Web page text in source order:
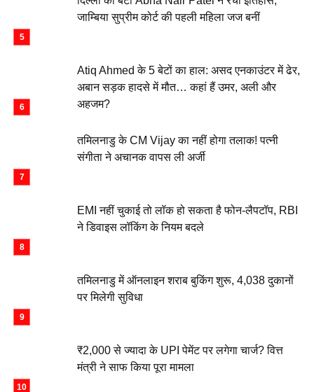
जाम्बिया सुप्रीम कोर्ट की पहली महिला जज बनीं
Atiq Ahmed के 5 बेटों का हाल: असद एनकाउंटर में ढेर,
अबान सड़क हादसे में मौत… कहां हैं उमर, अली और
अहजम?
तमिलनाडु के CM Vijay का नहीं होगा तलाक! पत्नी
संगीता ने अचानक वापस ली अर्जी
EMI नहीं चुकाई तो लॉक हो सकता है फोन-लैपटॉप, RBI
ने डिवाइस लॉकिंग के नियम बदले
तमिलनाडु में ऑनलाइन शराब बुकिंग शुरू, 4,038 दुकानों
पर मिलेगी सुविधा
₹2,000 से ज्यादा के UPI पेमेंट पर लगेगा चार्ज? वित्त
मंत्री ने साफ किया पूरा मामला